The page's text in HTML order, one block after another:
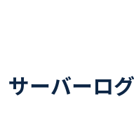
サーバーロ